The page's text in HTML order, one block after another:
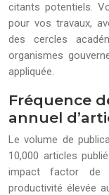
citants potentiels.
pour vos travaux,
des cercles
organismes
appliquée.
Fréquence
annuel
Le volume de
10,000 articles
impact factor de
productivité élevée